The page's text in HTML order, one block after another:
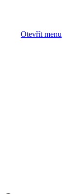
Otevřít menu